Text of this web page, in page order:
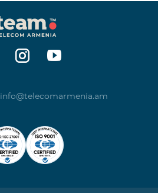
info@telecomarmenia.am